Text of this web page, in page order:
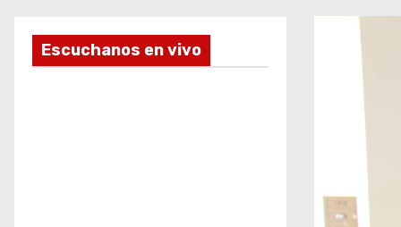
Escuchanos en vivo